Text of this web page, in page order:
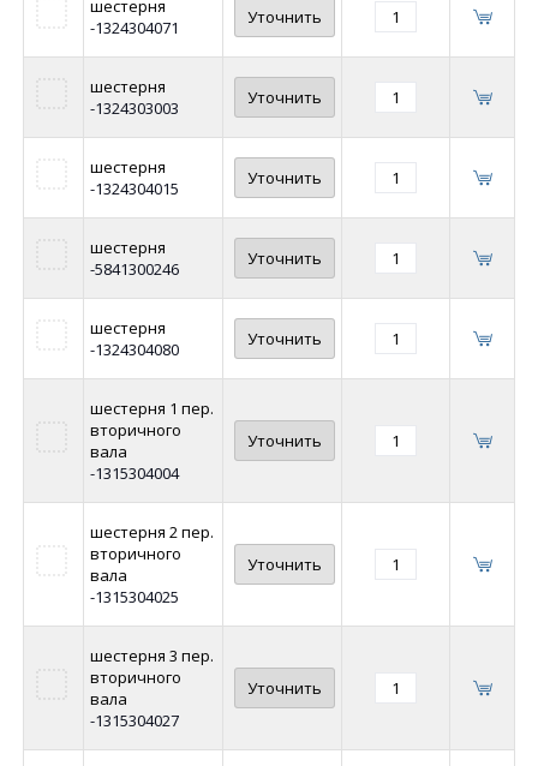
шестерня
-1324304071
Уточнить
шестерня
-1324303003
Уточнить
шестерня
-1324304015
Уточнить
шестерня
-5841300246
Уточнить
шестерня
-1324304080
Уточнить
шестерня 1 пер.
вторичного
вала
-1315304004
Уточнить
шестерня 2 пер.
вторичного
вала
-1315304025
Уточнить
шестерня 3 пер.
вторичного
вала
-1315304027
Уточнить